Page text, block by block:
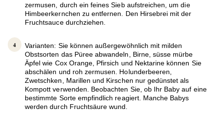
zermusen, durch ein feines Sieb aufstreichen, um die
Himbeerkernchen zu entfernen. Den Hirsebrei mit der
Fruchtsauce durchziehen.
Varianten: Sie können außergewöhnlich mit milden
Obstsorten das Püree abwandeln, Birne, süsse mürbe
Äpfel wie Cox Orange, Pfirsich und Nektarine können Sie
abschälen und roh zermusen. Holunderbeeren,
Zwetschken, Marillen und Kirschen nur gedünstet als
Kompott verwenden. Beobachten Sie, ob Ihr Baby auf eine
bestimmte Sorte empfindlich reagiert. Manche Babys
werden durch Fruchtsäure wund.